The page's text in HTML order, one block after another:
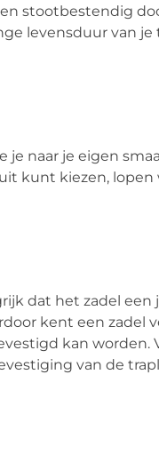
stootbestendig
levensduur van
naar je eigen
kunt kiezen,
dat het zadel een
kent een zadel
kan worden.
van de